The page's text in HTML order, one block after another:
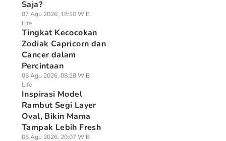
Saja?
07 Agu 2026, 18:10 WIB
Life
Tingkat Kecocokan
Zodiak Capricorn dan
Cancer dalam
Percintaan
05 Agu 2026, 08:28 WIB
Life
Inspirasi Model
Rambut Segi Layer
Oval, Bikin Mama
Tampak Lebih Fresh
05 Agu 2026, 20:07 WIB